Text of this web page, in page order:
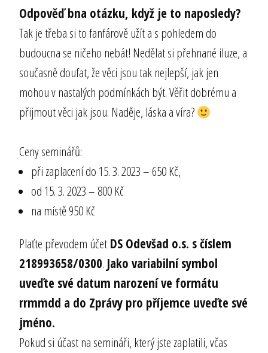
Odpověď bna otázku, když je to naposledy?
Tak je třeba si to fanfárově užít a s pohledem do
budoucna se ničeho nebát! Nedělat si přehnané iluze, a
současně doufat, že věci jsou tak nejlepší, jak jen
mohou v nastalých podmínkách být. Věřit dobrému a
přijmout věci jak jsou. Naděje, láska a víra?
Ceny seminářů:
při zaplacení do 15. 3. 2023 – 650 Kč,
od 15. 3. 2023 – 800 Kč
na místě 950 Kč
Plaťte převodem účet DS Odevšad o.s. s číslem
218993658/0300. Jako variabilní symbol
uveďte své datum narození ve formátu
rrmmdd a do Zprávy pro příjemce uveďte své
jméno.
Pokud si účast na semináři, který jste zaplatili, včas